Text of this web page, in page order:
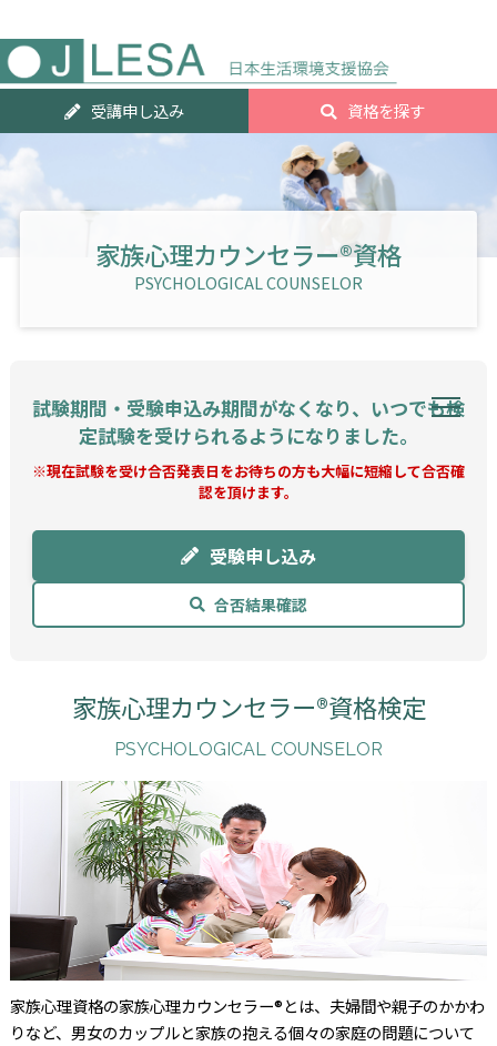
グ
受講申し込み 資格を探す
家族心理カウンセラー®資格
PSYCHOLOGICAL COUNSELOR
試験期間・受験申込み期間がなくなり、いつでも検
定試験を受けられるようになりました。
※現在試験を受け合否発表日をお待ちの方も大幅に短縮して合否確
認を頂けます。
受験申し込み
合否結果確認
家族心理カウンセラー®資格検定
PSYCHOLOGICAL COUNSELOR
家族心理資格の家族心理カウンセラー®とは、夫婦間や親子のかかわ
りなど、男女のカップルと家族の抱える個々の家庭の問題について